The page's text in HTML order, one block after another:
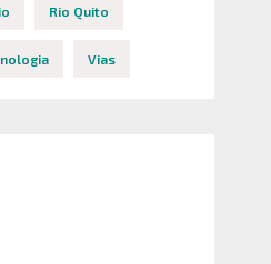
Rio Quito
Vias